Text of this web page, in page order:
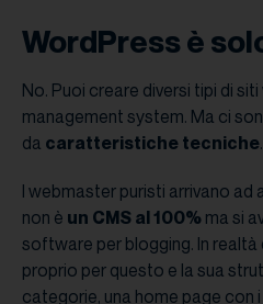
WordPress è
No. Puoi creare diversi tipi di
management system. Ma ci
da caratteristiche tecniche.
I webmaster puristi arrivano
non è un CMS al 100% ma si
software per blogging. In
proprio per questo e la sua
categorie, una home page con